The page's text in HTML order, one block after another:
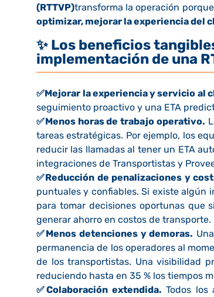
(RTTVP)transforma la operación
optimizar, mejorar la experiencia del
✨Los beneficios
implementación de una
✅Mejorar la experiencia y servicio al
seguimiento proactivo y una ETA
✅Menos horas de trabajo operativo.
tareas estratégicas. Por ejemplo, los
reducir las llamadas al tener un ETA
integraciones de Transportistas y
✅Reducción de penalizaciones y
puntuales y confiables. Si existe algún
para tomar decisiones oportunas que
generar ahorro en costos de transporte.
✅Menos detenciones y demoras.
permanencia de los operadores al
de los transportistas. Una visibilidad
reduciendo hasta en 35 % los tiempos
✅Colaboración extendida. Todos los